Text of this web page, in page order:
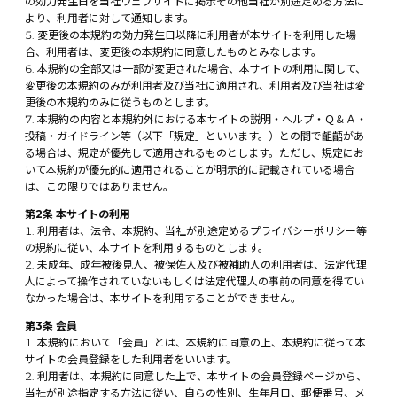
より、利用者に対して通知します。
変更後の本規約の効力発生日以降に利用者が本サイトを利用した場
合、利用者は、変更後の本規約に同意したものとみなします。
本規約の全部又は一部が変更された場合、本サイトの利用に関して、
変更後の本規約のみが利用者及び当社に適用され、利用者及び当社は変
更後の本規約のみに従うものとします。
本規約の内容と本規約外における本サイトの説明・ヘルプ・Ｑ＆Ａ・
投稿・ガイドライン等（以下「規定」といいます。）との間で齟齬があ
る場合は、規定が優先して適用されるものとします。ただし、規定にお
いて本規約が優先的に適用されることが明示的に記載されている場合
は、この限りではありません。
第2条 本サイトの利用
利用者は、法令、本規約、当社が別途定めるプライバシーポリシー等
の規約に従い、本サイトを利用するものとします。
未成年、成年被後見人、被保佐人及び被補助人の利用者は、法定代理
人によって操作されていないもしくは法定代理人の事前の同意を得てい
なかった場合は、本サイトを利用することができません。
第3条 会員
本規約において「会員」とは、本規約に同意の上、本規約に従って本
サイトの会員登録をした利用者をいいます。
利用者は、本規約に同意した上で、本サイトの会員登録ページから、
当社が別途指定する方法に従い、自らの性別、生年月日、郵便番号、メ